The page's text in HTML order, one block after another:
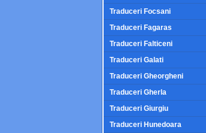
Traduceri Focsani
Traduceri Fagaras
Traduceri Falticeni
Traduceri Galati
Traduceri Gheorgheni
Traduceri Gherla
Traduceri Giurgiu
Traduceri Hunedoara